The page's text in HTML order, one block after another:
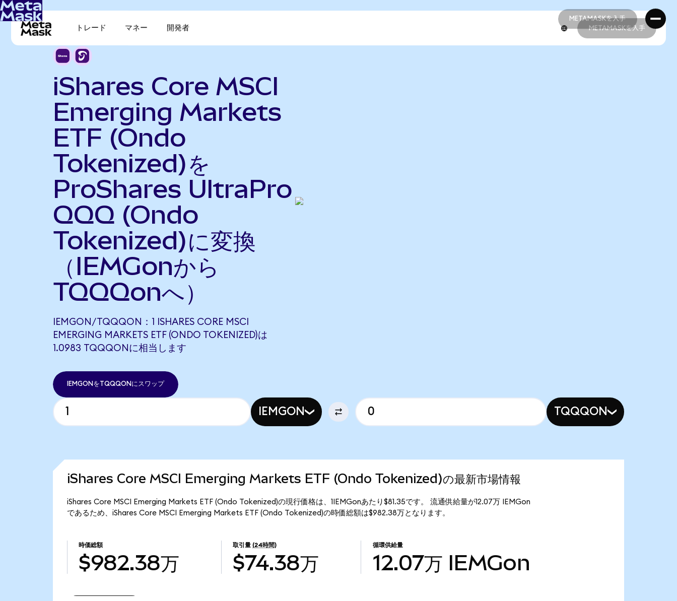
METAMASKを入手
METAMASKを入手
トレード マネー 開発者 METAMASKを入手
iShares Core MSCI
Emerging Markets
ETF (Ondo
Tokenized)を
ProShares UltraPro
QQQ (Ondo
Tokenized)に変換
（IEMGonから
TQQQonへ）
IEMGON/TQQQON：1 ISHARES CORE MSCI
EMERGING MARKETS ETF (ONDO TOKENIZED)は
1.0983 TQQQONに相当します
IEMGONをTQQQONにスワップ
IEMGON TQQQON
iShares Core MSCI Emerging Markets ETF (Ondo Tokenized)の最新市場情報
iShares Core MSCI Emerging Markets ETF (Ondo Tokenized)の現行価格は、1IEMGonあたり$81.35です。 流通供給量が12.07万 IEMGon
であるため、iShares Core MSCI Emerging Markets ETF (Ondo Tokenized)の時価総額は$982.38万となります。
時価総額
$982.38万
取引量 (24時間)
$74.38万
循環供給量
12.07万 IEMGon